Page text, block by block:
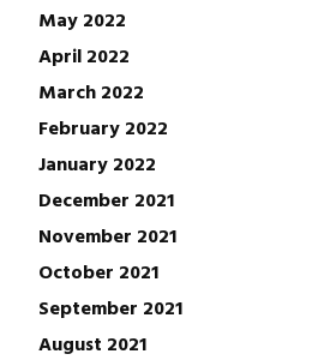
May 2022
April 2022
March 2022
February 2022
January 2022
December 2021
November 2021
October 2021
September 2021
August 2021